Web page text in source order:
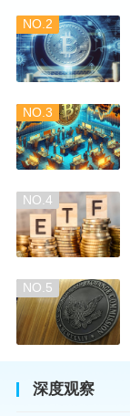
NO.2
NO.3
NO.4
NO.5
深度观察